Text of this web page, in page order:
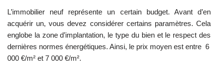
L’immobilier neuf représente un certain budget. Avant d’en
acquérir un, vous devez considérer certains paramètres. Cela
englobe la zone d’implantation, le type du bien et le respect des
dernières normes énergétiques. Ainsi, le prix moyen est entre 6
000 €/m² et 7 000 €/m².